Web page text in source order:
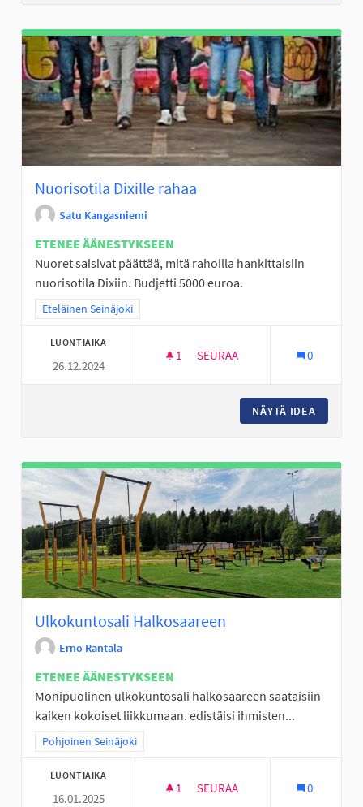
Nuorisotila Dixille rahaa
Satu Kangasniemi
ETENEE ÄÄNESTYKSEEN
Nuoret saisivat päättää, mitä rahoilla hankittaisiin
nuorisotila Dixiin. Budjetti 5000 euroa.
Rajaa tulokset teeman mukaan: Eteläinen Seinäjoki
Eteläinen Seinäjoki
LUONTIAIKA
26.12.2024
1 1 SEURAAJA
SEURAA 0
NÄYTÄ IDEA
Ulkokuntosali Halkosaareen
Erno Rantala
ETENEE ÄÄNESTYKSEEN
Monipuolinen ulkokuntosali halkosaareen saataisiin
kaiken kokoiset liikkumaan. edistäisi ihmisten...
Rajaa tulokset teeman mukaan: Pohjoinen Seinäjoki
Pohjoinen Seinäjoki
LUONTIAIKA
16.01.2025
1 1 SEURAAJA
SEURAA 0